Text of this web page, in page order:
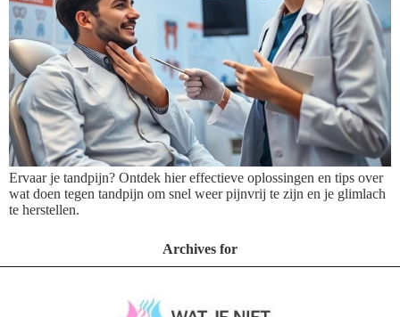
Ervaar je tandpijn? Ontdek hier effectieve oplossingen en tips over
wat doen tegen tandpijn om snel weer pijnvrij te zijn en je glimlach
te herstellen.
Archives for